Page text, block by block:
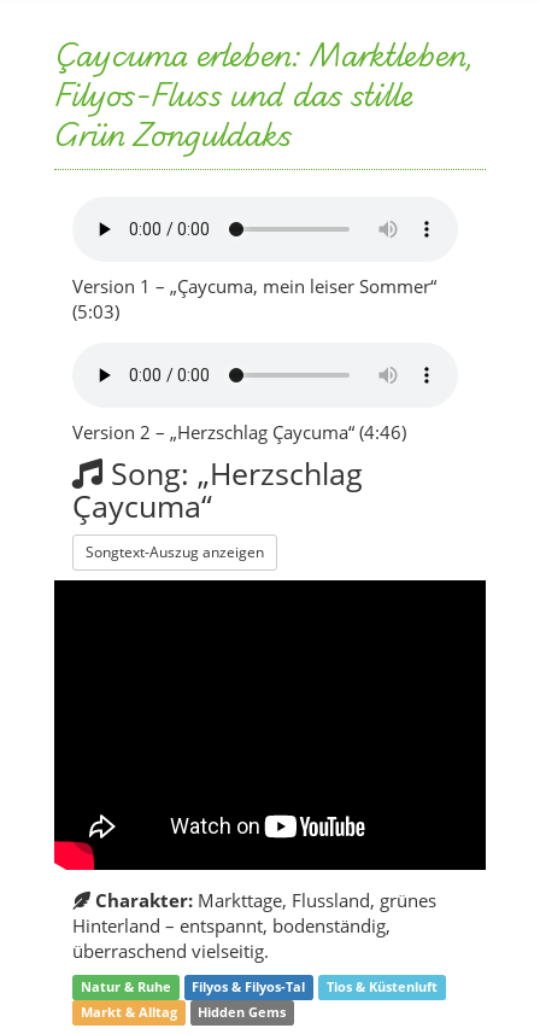
Çaycuma erleben: Marktleben,
Filyos-Fluss und das stille
Grün Zonguldaks
Version 1 – „Çaycuma, mein leiser Sommer“
(5:03)
Version 2 – „Herzschlag Çaycuma“ (4:46)
Song: „Herzschlag
Çaycuma“
Songtext-Auszug anzeigen
Charakter: Markttage, Flussland, grünes
Hinterland – entspannt, bodenständig,
überraschend vielseitig.
Natur & Ruhe Filyos & Filyos-Tal
Tios & Küstenluft
Markt & Alltag
Hidden Gems